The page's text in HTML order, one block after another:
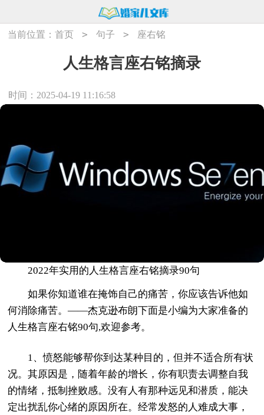
当前位置：首页 > 句子 > 座右铭
人生格言座右铭摘录
时间：2025-04-19 11:16:58
2022年实用的人生格言座右铭摘录90句
如果你知道谁在掩饰自己的痛苦，你应该告诉他如
何消除痛苦。——杰克逊布朗下面是小编为大家准备的
人生格言座右铭90句,欢迎参考。
1、愤怒能够帮你到达某种目的，但并不适合所有状
况。其原因是，随着年龄的增长，你有职责去调整自我
的情绪，抵制挫败感。没有人有那种远见和潜质，能决
定出扰乱你心绪的原因所在。经常发怒的人难成大事，